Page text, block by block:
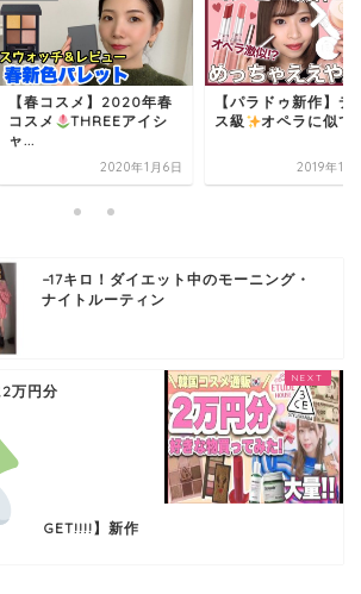
【春コスメ】2020年春
コスメ
THREEアイシ
ャ...
2020年1月6日
【パラドゥ新作】デ
ス級
オペラに似て
2019年11
−17キロ！ダイエット中のモーニング・
ナイトルーティン
2万円分
GET!!!!】新作